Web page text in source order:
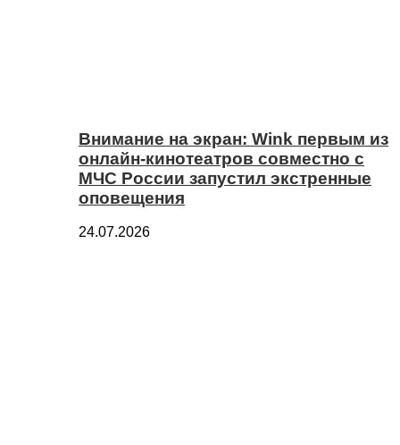
Внимание на экран: Wink первым из
онлайн-кинотеатров совместно с
МЧС России запустил экстренные
оповещения
24.07.2026